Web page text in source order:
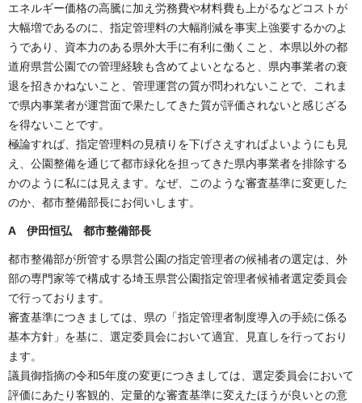
エネルギー価格の高騰に加え労務費や材料費も上がるなどコストが
大幅増であるのに、指定管理料の大幅削減を事実上強要するかのよ
うであり、資本力のある県外大手に有利に働くこと、本県以外の都
道府県営公園での管理経験も含めてよいとなると、県内事業者の衰
退を招きかねないこと、管理運営の質が問われないことで、これま
で県内事業者が運営面で果たしてきた質が評価されないと感じざる
を得ないことです。
極論すれば、指定管理料の見積りを下げさえすればよいようにも見
え、公園整備を通じて都市緑化を担ってきた県内事業者を排除する
かのように私には見えます。なぜ、このような審査基準に変更した
のか、都市整備部長にお伺いします。
A 伊田恒弘 都市整備部長
都市整備部が所管する県営公園の指定管理者の候補者の選定は、外
部の専門家等で構成する埼玉県営公園指定管理者候補者選定委員会
で行っております。
審査基準につきましては、県の「指定管理者制度導入の手続に係る
基本方針」を基に、選定委員会において適宜、見直しを行っており
ます。
議員御指摘の令和5年度の変更につきましては、選定委員会において
評価にあたり客観的、定量的な審査基準に変えたほうが良いとの意